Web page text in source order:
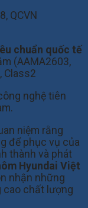
QCVN
chuẩn quốc tế
(AAMA2603,
Class2
nghệ tiên
niệm rằng
để phục vụ của
thành và phát
Hyundai Việt
nhận những
cao chất lượng